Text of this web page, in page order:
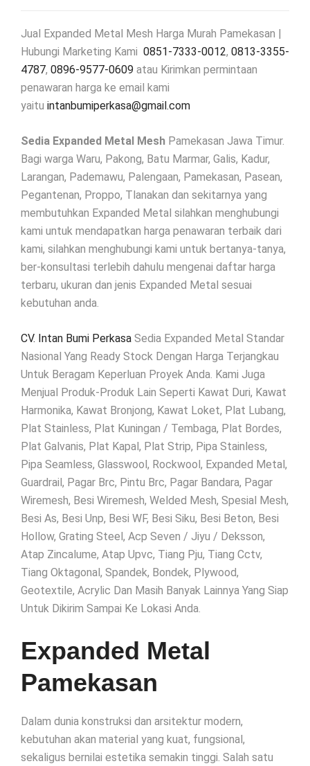
Jual Expanded Metal Mesh Harga Murah Pamekasan |
Hubungi Marketing Kami 0851-7333-0012, 0813-3355-
4787, 0896-9577-0609 atau Kirimkan permintaan
penawaran harga ke email kami
yaitu intanbumiperkasa@gmail.com
Sedia Expanded Metal Mesh Pamekasan Jawa Timur.
Bagi warga Waru, Pakong, Batu Marmar, Galis, Kadur,
Larangan, Pademawu, Palengaan, Pamekasan, Pasean,
Pegantenan, Proppo, Tlanakan dan sekitarnya yang
membutuhkan Expanded Metal silahkan menghubungi
kami untuk mendapatkan harga penawaran terbaik dari
kami, silahkan menghubungi kami untuk bertanya-tanya,
ber-konsultasi terlebih dahulu mengenai daftar harga
terbaru, ukuran dan jenis Expanded Metal sesuai
kebutuhan anda.
CV. Intan Bumi Perkasa Sedia Expanded Metal Standar
Nasional Yang Ready Stock Dengan Harga Terjangkau
Untuk Beragam Keperluan Proyek Anda. Kami Juga
Menjual Produk-Produk Lain Seperti Kawat Duri, Kawat
Harmonika, Kawat Bronjong, Kawat Loket, Plat Lubang,
Plat Stainless, Plat Kuningan / Tembaga, Plat Bordes,
Plat Galvanis, Plat Kapal, Plat Strip, Pipa Stainless,
Pipa Seamless, Glasswool, Rockwool, Expanded Metal,
Guardrail, Pagar Brc, Pintu Brc, Pagar Bandara, Pagar
Wiremesh, Besi Wiremesh, Welded Mesh, Spesial Mesh,
Besi As, Besi Unp, Besi WF, Besi Siku, Besi Beton, Besi
Hollow, Grating Steel, Acp Seven / Jiyu / Deksson,
Atap Zincalume, Atap Upvc, Tiang Pju, Tiang Cctv,
Tiang Oktagonal, Spandek, Bondek, Plywood,
Geotextile, Acrylic Dan Masih Banyak Lainnya Yang Siap
Untuk Dikirim Sampai Ke Lokasi Anda.
Expanded Metal
Pamekasan
Dalam dunia konstruksi dan arsitektur modern,
kebutuhan akan material yang kuat, fungsional,
sekaligus bernilai estetika semakin tinggi. Salah satu